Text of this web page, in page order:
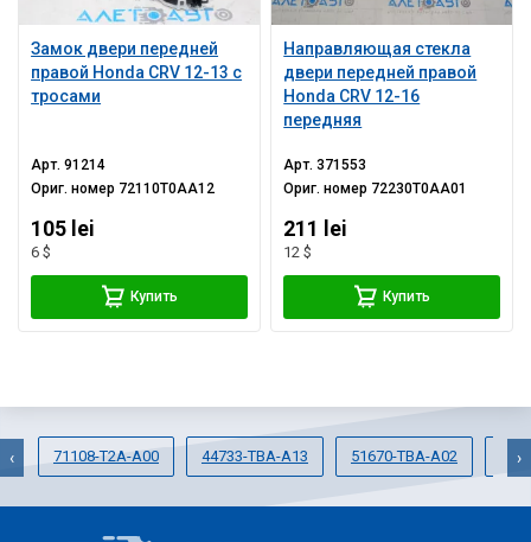
Замок двери передней
правой Honda CRV 12-13 с
тросами
Арт.91214
Ориг. номер 72110T0AA12
105 lei
6 $
Купить
Направляющая стекла
двери передней правой
Honda CRV 12-16
передняя
Арт.371553
Ориг. номер 72230T0AA01
211 lei
12 $
Купить
71108-T2A-A00 44733-TBA-A13 51670-TBA-A02
‹ ›